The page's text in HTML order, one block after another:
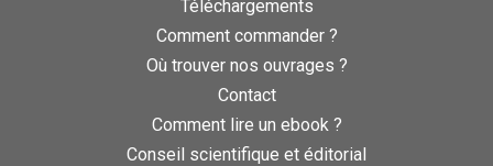
Téléchargements
Comment commander ?
Où trouver nos ouvrages ?
Contact
Comment lire un ebook ?
Conseil scientifique et éditorial